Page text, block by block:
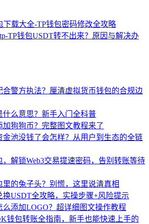
下载大全-TP钱包密码修改全攻略
TP钱包USDT转不出来？原因与解决办
合警方执法？厘清虚拟货币钱包的合规边
什么意思？新手入门全科普
加狗狗币？完整图文教程来了
金池没钱了会怎样？从用户到生态的全链
，解锁Web3交易提速密码，告别转账等待
里的兔子头？别慌，这里说清真相
换USDT全攻略，实操步骤+风险提示
么添加LOGO？超详细图文操作教程
钱包转账全指南，新手也能快速上手的